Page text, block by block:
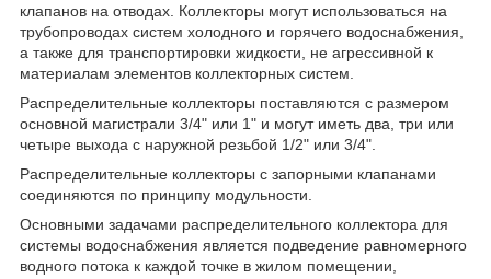
клапанов на отводах. Коллекторы могут использоваться на
трубопроводах систем холодного и горячего водоснабжения,
а также для транспортировки жидкости, не агрессивной к
материалам элементов коллекторных систем.
Распределительные коллекторы поставляются с размером
основной магистрали 3/4" или 1" и могут иметь два, три или
четыре выхода с наружной резьбой 1/2" или 3/4".
Распределительные коллекторы с запорными клапанами
соединяются по принципу модульности.
Основными задачами распределительного коллектора для
системы водоснабжения является подведение равномерного
водного потока к каждой точке в жилом помещении,